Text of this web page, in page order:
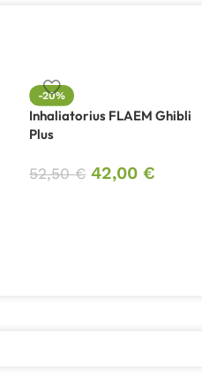
-20%
Inhaliatorius FLAEM Ghibli
Plus
52,50€ 42,00€